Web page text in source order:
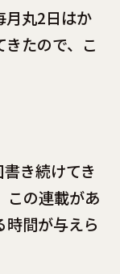
月丸2日はか
たので、こ
き続けてき
この連載があ
時間が与えら